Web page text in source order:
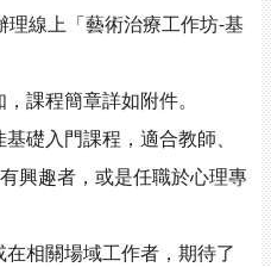
線上「藝術治療工作坊-基
程簡章詳如附件。
礎入門課程，適合教師、
興趣者，或是任職於心理專
關場域工作者，期待了